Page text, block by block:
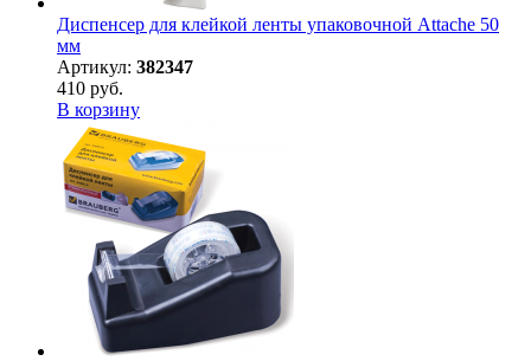
Диспенсер для клейкой ленты упаковочной Attache 50
мм
Артикул: 382347
410 руб.
В корзину